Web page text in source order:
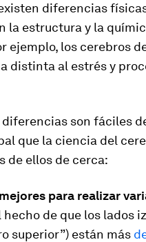
diferencias
la estructura y la
ejemplo, los cerebros
distinta al estrés y
diferencias son fáciles
que la ciencia del
de ellos de cerca:
para realizar
hecho de que los lados
superior”) están más